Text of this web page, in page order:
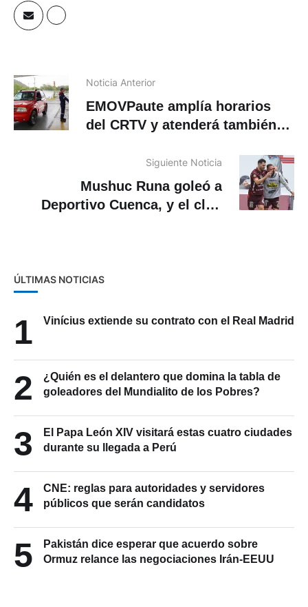
Noticia Anterior
EMOVPaute amplía horarios
del CRTV y atenderá también
Siguiente Noticia
Mushuc Runa goleó a
Deportivo Cuenca, y el club
ÚLTIMAS NOTICIAS
1 Vinícius extiende su contrato con el Real Madrid
2
¿Quién es el delantero que domina la tabla de
goleadores del Mundialito de los Pobres?
3
El Papa León XIV visitará estas cuatro ciudades
durante su llegada a Perú
4
CNE: reglas para autoridades y servidores
públicos que serán candidatos
5
Pakistán dice esperar que acuerdo sobre
Ormuz relance las negociaciones Irán-EEUU